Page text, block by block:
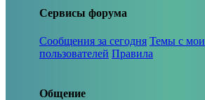
Сервисы форума
Сообщения за сегодня Темы с
пользователей Правила
Общение